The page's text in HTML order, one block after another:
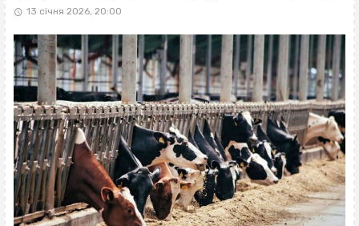
13 січня 2026, 20:00